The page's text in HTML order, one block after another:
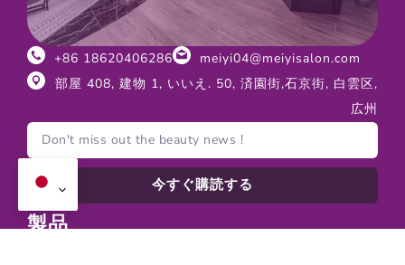
+86 18620406286
meiyi04@meiyisalon.com
部屋 408, 建物 1, いいえ. 50, 済園街,石京街, 白雲区,
広州
今すぐ購読する
製品